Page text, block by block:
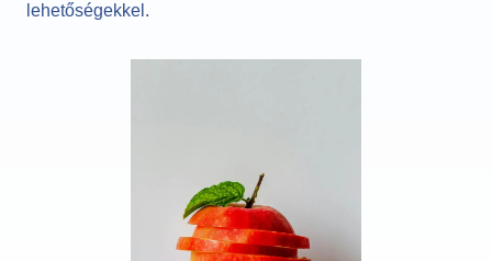
lehetőségekkel.